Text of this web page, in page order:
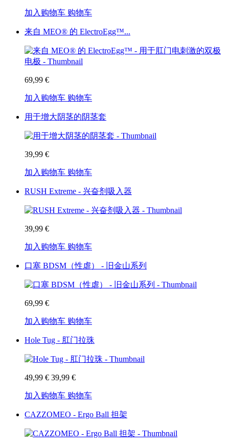
加入购物车 购物车
来自 MEO® 的 ElectroEgg™...
69,99 €
加入购物车 购物车
用于增大阴茎的阴茎套
39,99 €
加入购物车 购物车
RUSH Extreme - 兴奋剂吸入器
39,99 €
加入购物车 购物车
口塞 BDSM（性虐） - 旧金山系列
69,99 €
加入购物车 购物车
Hole Tug - 肛门拉珠
49,99 € 39,99 €
加入购物车 购物车
CAZZOMEO - Ergo Ball 担架